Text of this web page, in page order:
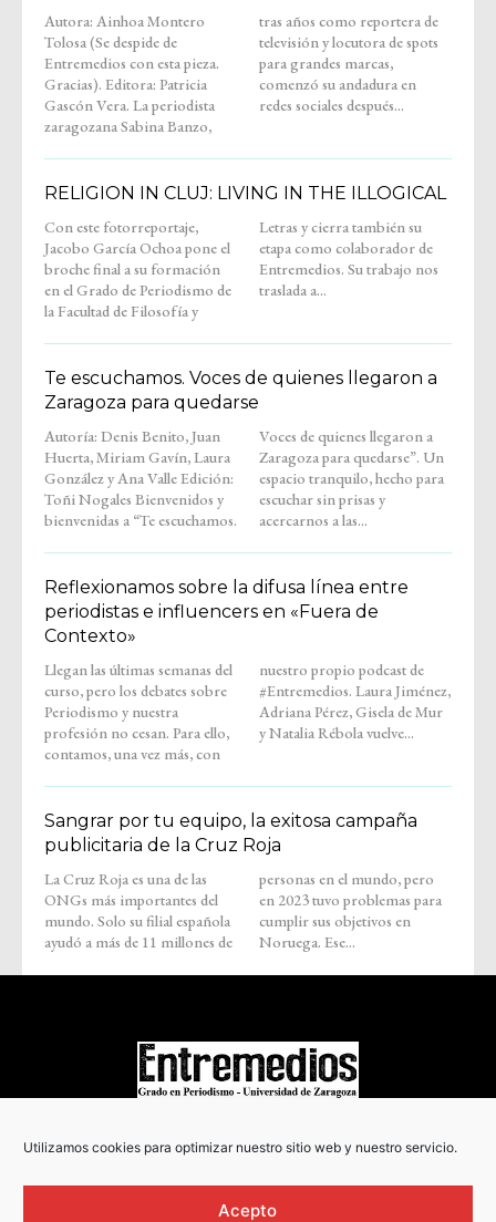
Utilizamos cookies para optimizar nuestro sitio web y nuestro servicio.
Acepto
Autora: Ainhoa Montero
Tolosa (Se despide de
Entremedios con esta pieza.
Gracias). Editora: Patricia
Gascón Vera. La periodista
zaragozana Sabina Banzo,
tras años como reportera de
televisión y locutora de spots
para grandes marcas,
comenzó su andadura en
redes sociales después...
RELIGION IN CLUJ: LIVING IN THE ILLOGICAL
Con este fotorreportaje,
Jacobo García Ochoa pone el
broche final a su formación
en el Grado de Periodismo de
la Facultad de Filosofía y
Letras y cierra también su
etapa como colaborador de
Entremedios. Su trabajo nos
traslada a...
Te escuchamos. Voces de quienes llegaron a
Zaragoza para quedarse
Autoría: Denis Benito, Juan
Huerta, Miriam Gavín, Laura
González y Ana Valle Edición:
Toñi Nogales Bienvenidos y
bienvenidas a “Te escuchamos.
Voces de quienes llegaron a
Zaragoza para quedarse”. Un
espacio tranquilo, hecho para
escuchar sin prisas y
acercarnos a las...
Reflexionamos sobre la difusa línea entre
periodistas e influencers en «Fuera de
Contexto»
Llegan las últimas semanas del
curso, pero los debates sobre
Periodismo y nuestra
profesión no cesan. Para ello,
contamos, una vez más, con
nuestro propio podcast de
#Entremedios. Laura Jiménez,
Adriana Pérez, Gisela de Mur
y Natalia Rébola vuelve...
Sangrar por tu equipo, la exitosa campaña
publicitaria de la Cruz Roja
La Cruz Roja es una de las
ONGs más importantes del
mundo. Solo su filial española
ayudó a más de 11 millones de
personas en el mundo, pero
en 2023 tuvo problemas para
cumplir sus objetivos en
Noruega. Ese...